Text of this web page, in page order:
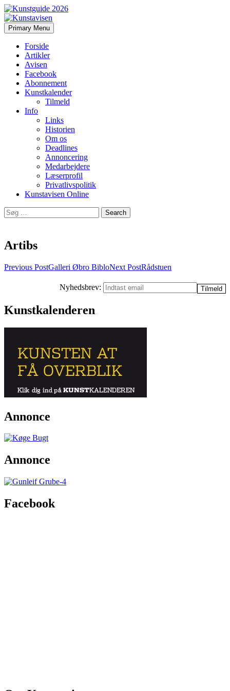
Kunstavisen
Search
Primary Menu Skip
to
Forside
Artikler
Avisen
Facebook
Abonnement
Kunstkalender
Tilmeld
Info
Links
Historien
Om os
Deadlines
Annoncering
Medarbejdere
Læserprofil
Privatlivspolitik
Kunstavisen Online
Search
for:
Artibs
Post
Previous PostGalleri Øbro BibloNext PostRådstuen
Nyhedsbrev:
Kunstkalenderen
Annonce
Annonce
Facebook